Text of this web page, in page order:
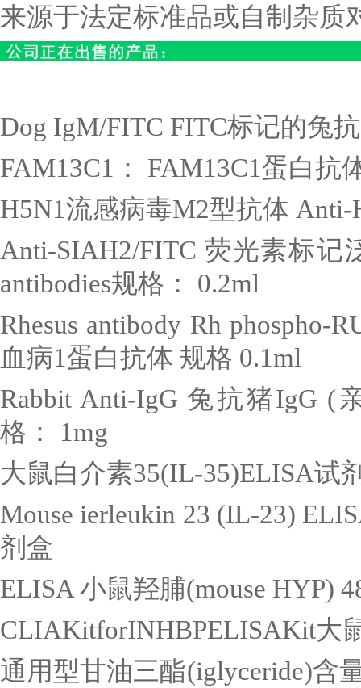
来源于法定标准品或自制杂质
Dog IgM/FITC FITC标记的兔
FAM13C1 ： FAM13C1蛋白抗
H5N1流感病毒M2型抗体 Anti-
Anti-SIAH2/FITC 荧光素标记
antibodies规格：
0.2ml
Rhesus antibody Rh phospho-
血病1蛋白抗体 规格 0.1ml
Rabbit Anti-IgG兔抗猪IgG (
格：
1mg
大鼠白介素35(IL-35)ELISA试
Mouse ierleukin 23 (IL-23)
剂盒
ELISA小鼠羟脯(mouse HYP)
CLIAKitforINHBPELISAKit大
通用型甘油三酯(iglyceride)含